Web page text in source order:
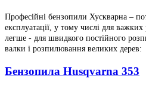
Професійні бензопили Хускварна –
експлуатації, у тому числі для
легше - для швидкого постійного
валки і розпилювання великих дерев:
Бензопила Husqvarna 353